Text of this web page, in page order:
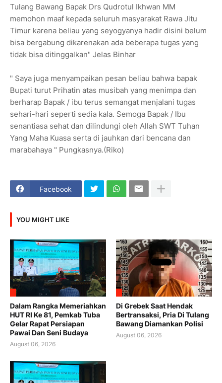
Tulang Bawang Bapak Drs Qudrotul Ikhwan MM
memohon maaf kepada seluruh masyarakat Rawa Jitu
Timur karena beliau yang seyogyanya hadir disini belum
bisa bergabung dikarenakan ada beberapa tugas yang
tidak bisa ditinggalkan" Jelas Binhar
" Saya juga menyampaikan pesan beliau bahwa bapak
Bupati turut Prihatin atas musibah yang menimpa dan
berharap Bapak / ibu terus semangat menjalani tugas
sehari-hari seperti sedia kala. Semoga Bapak / Ibu
senantiasa sehat dan dilindungi oleh Allah SWT Tuhan
Yang Maha Kuasa serta di jauhkan dari bencana dan
marabahaya " Pungkasnya.(Riko)
Facebook
YOU MIGHT LIKE
Dalam Rangka Memeriahkan
HUT RI Ke 81, Pemkab Tuba
Gelar Rapat Persiapan
Pawai Dan Seni Budaya
August 06, 2026
Di Grebek Saat Hendak
Bertransaksi, Pria Di Tulang
Bawang Diamankan Polisi
August 06, 2026